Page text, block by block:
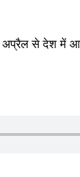
7 अप्रैल से देश में